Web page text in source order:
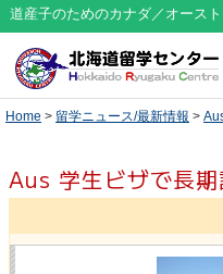
道産子のためのカナダ／オース
Home > 留学ニュース/最新情報 >
Aus 学生ビザで長